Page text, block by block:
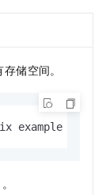
储空间。
example
。